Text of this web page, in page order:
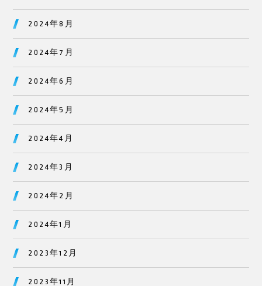
2024年8月
2024年7月
2024年6月
2024年5月
2024年4月
2024年3月
2024年2月
2024年1月
2023年12月
2023年11月